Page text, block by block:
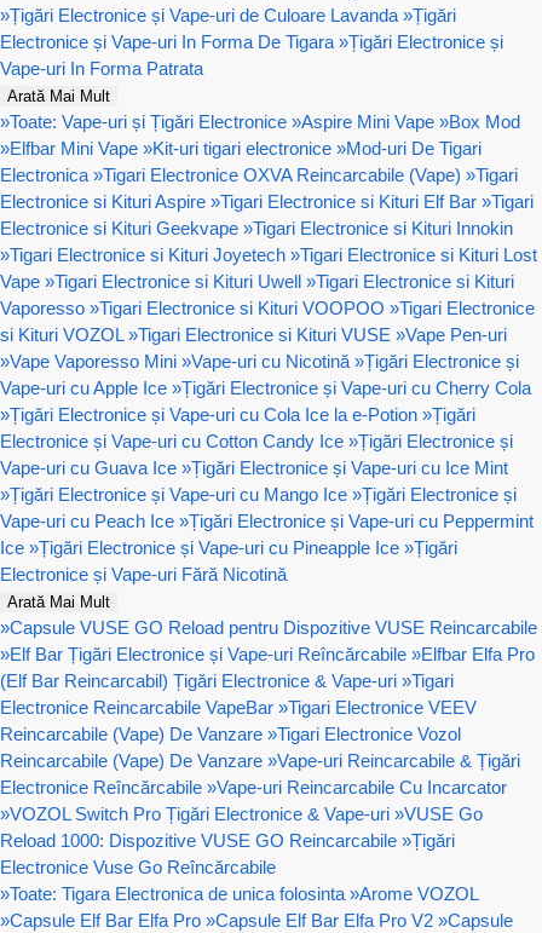
»Țigări Electronice și Vape-uri de Culoare Lavanda »Țigări
Electronice și Vape-uri In Forma De Tigara »Țigări Electronice și
Vape-uri In Forma Patrata
Arată Mai Mult
»Toate: Vape-uri și Țigări Electronice »Aspire Mini Vape »Box Mod
»Elfbar Mini Vape »Kit-uri tigari electronice »Mod-uri De Tigari
Electronica »Tigari Electronice OXVA Reincarcabile (Vape) »Tigari
Electronice si Kituri Aspire »Tigari Electronice si Kituri Elf Bar »Tigari
Electronice si Kituri Geekvape »Tigari Electronice si Kituri Innokin
»Tigari Electronice si Kituri Joyetech »Tigari Electronice si Kituri Lost
Vape »Tigari Electronice si Kituri Uwell »Tigari Electronice si Kituri
Vaporesso »Tigari Electronice si Kituri VOOPOO »Tigari Electronice
si Kituri VOZOL »Tigari Electronice si Kituri VUSE »Vape Pen-uri
»Vape Vaporesso Mini »Vape-uri cu Nicotină »Țigări Electronice și
Vape-uri cu Apple Ice »Țigări Electronice și Vape-uri cu Cherry Cola
»Țigări Electronice și Vape-uri cu Cola Ice la e-Potion »Țigări
Electronice și Vape-uri cu Cotton Candy Ice »Țigări Electronice și
Vape-uri cu Guava Ice »Țigări Electronice și Vape-uri cu Ice Mint
»Țigări Electronice și Vape-uri cu Mango Ice »Țigări Electronice și
Vape-uri cu Peach Ice »Țigări Electronice și Vape-uri cu Peppermint
Ice »Țigări Electronice și Vape-uri cu Pineapple Ice »Țigări
Electronice și Vape-uri Fără Nicotină
Arată Mai Mult
»Capsule VUSE GO Reload pentru Dispozitive VUSE Reincarcabile
»Elf Bar Țigări Electronice și Vape-uri Reîncărcabile »Elfbar Elfa Pro
(Elf Bar Reincarcabil) Țigări Electronice & Vape-uri »Tigari
Electronice Reincarcabile VapeBar »Tigari Electronice VEEV
Reincarcabile (Vape) De Vanzare »Tigari Electronice Vozol
Reincarcabile (Vape) De Vanzare »Vape-uri Reincarcabile & Țigări
Electronice Reîncărcabile »Vape-uri Reincarcabile Cu Incarcator
»VOZOL Switch Pro Țigări Electronice & Vape-uri »VUSE Go
Reload 1000: Dispozitive VUSE GO Reincarcabile »Țigări
Electronice Vuse Go Reîncărcabile
»Toate: Tigara Electronica de unica folosinta »Arome VOZOL
»Capsule Elf Bar Elfa Pro »Capsule Elf Bar Elfa Pro V2 »Capsule